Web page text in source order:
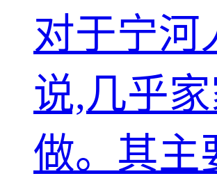
对于宁河
说,几乎
做。其主